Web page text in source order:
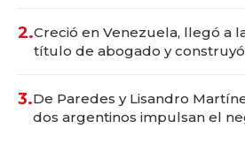
2.Creció en Venezuela, llegó a
título de abogado y
3.De Paredes y Lisandro
dos argentinos impulsan el